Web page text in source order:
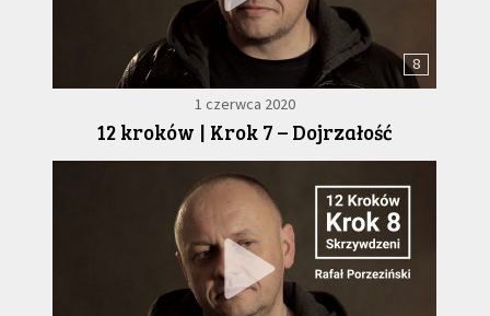
8
1 czerwca 2020
12 kroków | Krok 7 – Dojrzałość